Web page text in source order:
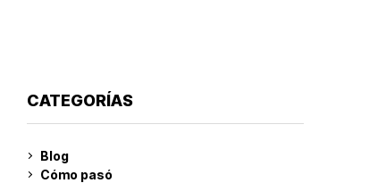
CATEGORÍAS
Blog
Cómo pasó